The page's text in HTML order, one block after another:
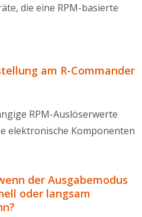
die eine RPM-basierte
am R-Commander
RPM-Auslöserwerte
elektronische Komponenten
der Ausgabemodus
oder langsam